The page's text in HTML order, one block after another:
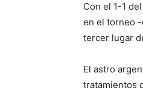
Con el 1-1
en el torneo
tercer lugar
El astro
tratamientos